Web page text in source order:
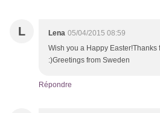
L Lena 05/04/2015 08:59
Wish you a Happy Easter!Thanks
:)Greetings from Sweden
Répondre